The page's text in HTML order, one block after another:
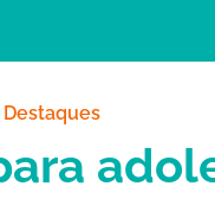
Destaques